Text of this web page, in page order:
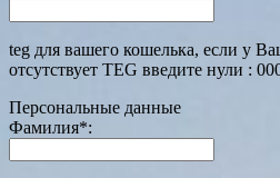
teg для вашего кошелька, если у
отсутствует TEG введите нули :
Персональные данные
Фамилия*: